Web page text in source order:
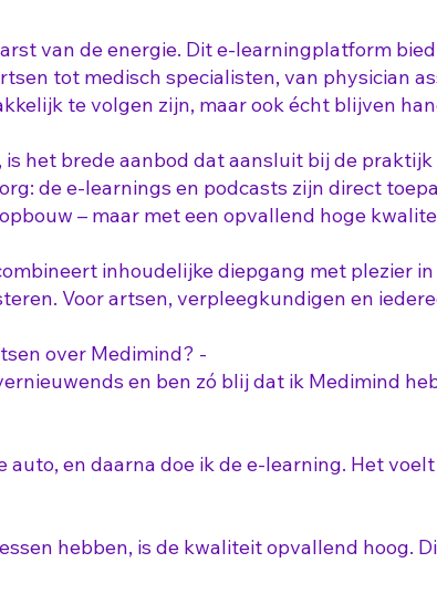
van de energie. Dit e-learningplatform
tot medisch specialisten, van physician
te volgen zijn, maar ook écht blijven
het brede aanbod dat aansluit bij de
de e-learnings en podcasts zijn direct
– maar met een opvallend hoge
inhoudelijke diepgang met plezier
Voor artsen, verpleegkundigen en
over Medimind? -
en ben zó blij dat ik Medimind
en daarna doe ik de e-learning. Het
hebben, is de kwaliteit opvallend hoog.